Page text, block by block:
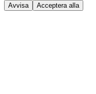
Avvisa Acceptera alla